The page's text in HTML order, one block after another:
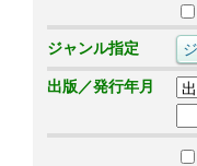
ジャンル指定
出版／発行年月